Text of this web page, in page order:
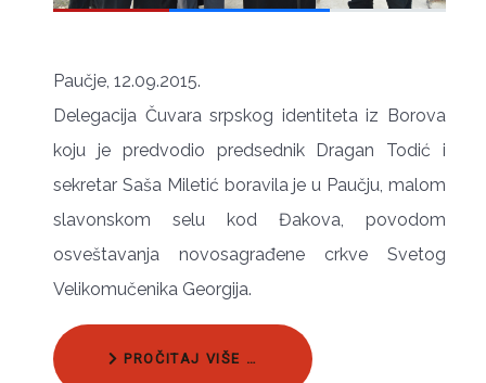
Paučje, 12.09.2015.
Delegacija Čuvara srpskog identiteta iz Borova
koju je predvodio predsednik Dragan Todić i
sekretar Saša Miletić boravila je u Paučju, malom
slavonskom selu kod Đakova, povodom
osveštavanja novosagrađene crkve Svetog
Velikomučenika Georgija.
PROČITAJ VIŠE …